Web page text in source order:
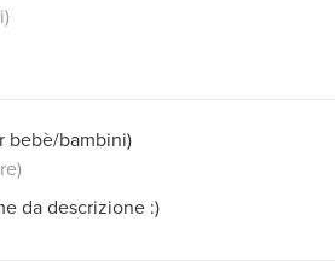
bebè/bambini)
da descrizione :)